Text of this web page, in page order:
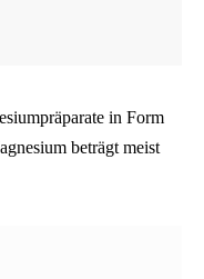
in Form
beträgt meist